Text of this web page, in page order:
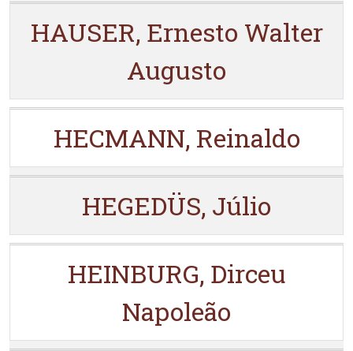
HAUSER, Ernesto Walter
Augusto
HECMANN, Reinaldo
HEGEDÜS, Júlio
HEINBURG, Dirceu
Napoleão